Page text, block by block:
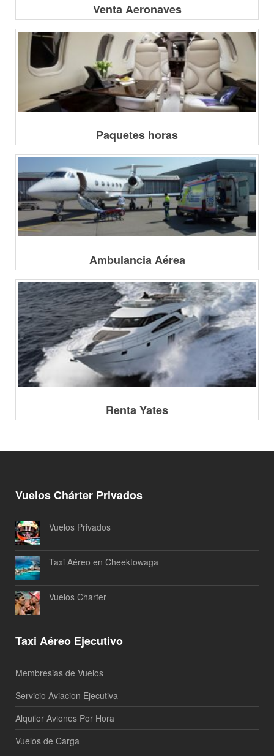
Venta Aeronaves
Paquetes horas
Ambulancia Aérea
Renta Yates
Vuelos Chárter Privados
Vuelos Privados
Taxi Aéreo en Cheektowaga
Vuelos Charter
Taxi Aéreo Ejecutivo
Membresias de Vuelos
Servicio Aviacion Ejecutiva
Alquiler Aviones Por Hora
Vuelos de Carga